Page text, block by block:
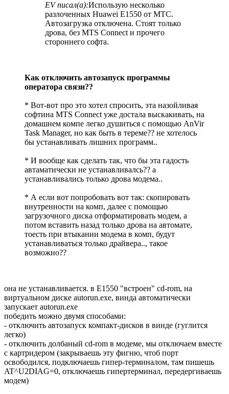
EV писал(а):Использую несколько
разлоченных Huawei Е1550 от МТС.
Автозагрузка отключена. Стоят только
дрова, без MTS Connect и прочего
стороннего софта.
Как отключить автозапуск программы
оператора связи??
* Вот-вот про это хотел спросить, эта назойливая
софтина MTS Connect уже достала выскакивать, на
домашнем компе легко душиться с помощью AnVir
Task Manager, но как быть в тереме?? не хотелось
бы устанавливать лишних программ..
* И вообще как сделать так, что бы эта гадость
автаматически не устанавливалсь?? а
устанавливались только дрова модема..
* А если вот попробовать вот так: скопировать
внутренности на комп, далее с помощью
загрузочного диска отформатировать модем, а
потом вставить назад только дрова на автомате,
тоесть при втыкании модема в комп, будут
устанавливаться только драйвера.., такое
возможно??
она не устанавливается. в E1550 "встроен" cd-rom, на
виртуальном диске autorun.exe, винда автоматически
запускает autorun.exe
победить можно двумя способами:
- отключить автозапуск компакт-дисков в винде (гуглится
легко)
- отключить долбаный cd-rom в модеме, мы отключаем вместе
с картридером (закрываешь эту фигню, чтоб порт
освободился, подключаешь гипер-терминалом, там пишешь
AT^U2DIAG=0, отключаешь гипертерминал, передергиваешь
модем)